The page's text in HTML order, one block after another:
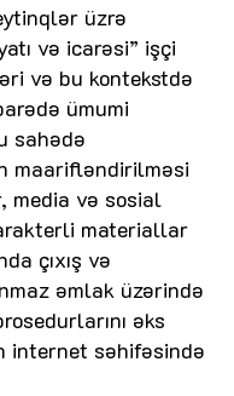
üzrə
və icarəsi” işçi
və bu kontekstdə
ümumi
sahədə
maarifləndirilməsi
media və sosial
materiallar
çıxış və
əmlak üzərində
əks
internet səhifəsində